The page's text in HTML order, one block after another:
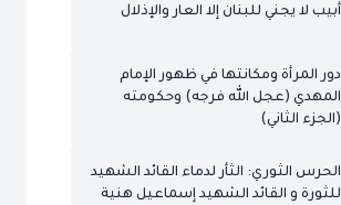
أبيب لا يجني للبنان إلا العار والإذلال
دور المرأة ومكانتها في ظهور الإمام
المهدي (عجل الله فرجه) وحكومته
(الجزء الثاني)
الحرس الثوري: الثأر لدماء القائد الشهيد
للثورة و القائد الشهيد إسماعيل هنية